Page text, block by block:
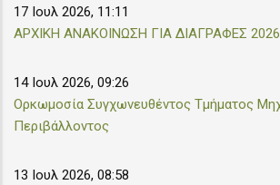
17 Ιουλ 2026, 11:11
ΑΡΧΙΚΗ ΑΝΑΚΟΙΝΩΣΗ ΓΙΑ ΔΙΑΓΡΑΦΕΣ 2026
14 Ιουλ 2026, 09:26
Ορκωμοσία Συγχωνευθέντος Τμήματος
Περιβάλλοντος
13 Ιουλ 2026, 08:58